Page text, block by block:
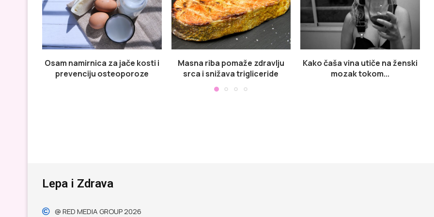
Osam namirnica za jače kosti i
prevenciju osteoporoze
Masna riba pomaže zdravlju
srca i snižava trigliceride
Kako čaša vina utiče na ženski
mozak tokom...
Lepa i Zdrava
@ RED MEDIA GROUP 2026